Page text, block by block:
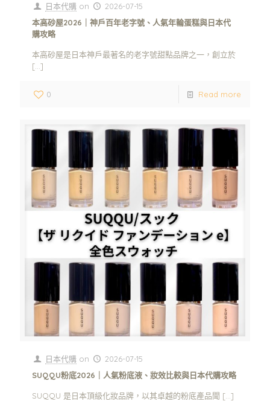
日本代購 on
2026-07-15
本高砂屋2026｜神戶百年老字號、人氣年輪蛋糕與日本代
購攻略
本高砂屋是日本神戶最著名的老字號甜點品牌之一，創立於
[…]
0 Read more
日本代購 on
2026-07-15
SUQQU粉底2026｜人氣粉底液、妝效比較與日本代購攻略
SUQQU 是日本頂級化妝品牌，以其卓越的粉底產品聞 […]